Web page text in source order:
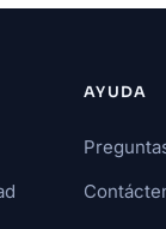
AYUDA